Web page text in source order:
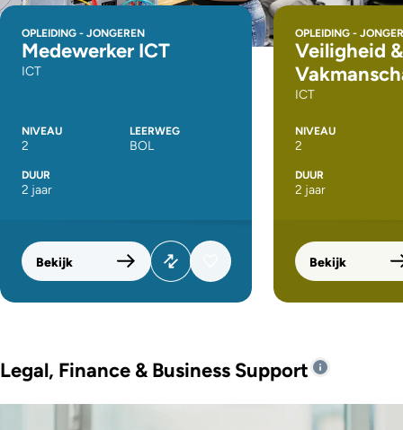
OPLEIDING - JONGEREN
Medewerker ICT
ICT
NIVEAU
2
LEERWEG
BOL
DUUR
2 jaar
Bekijk
OPLEIDING -
Veiligheid &
ICT
NIVEAU
2
DUUR
2 jaar
Bekijk
Legal, Finance & Business Support